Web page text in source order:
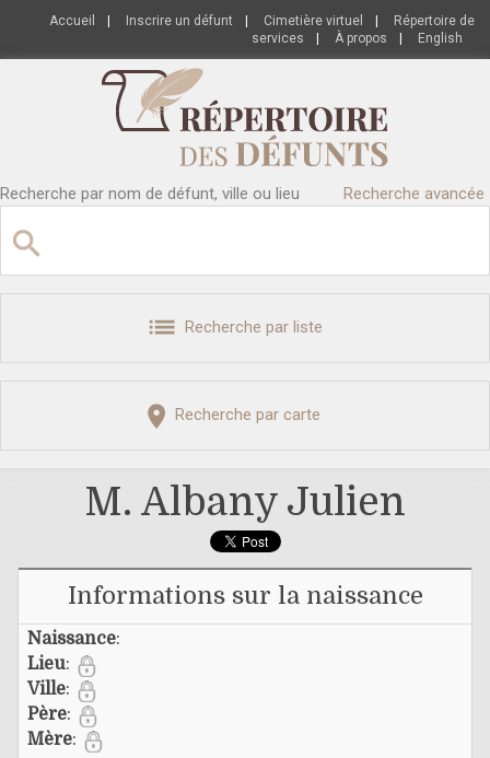
Accueil Inscrire un défunt Cimetière virtuel
Répertoire de
services
À propos English
Recherche par nom de défunt, ville ou lieu Recherche avancée
Recherche par liste
Recherche par carte
M. Albany Julien
Informations sur la naissance
Naissance:
Lieu:
Ville:
Père:
Mère: